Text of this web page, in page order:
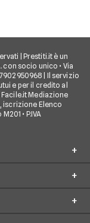
| Prestiti.it è un
socio unico • Via
| Il servizio
e per il credito al
Mediazione
iscrizione Elenco
• P.IVA